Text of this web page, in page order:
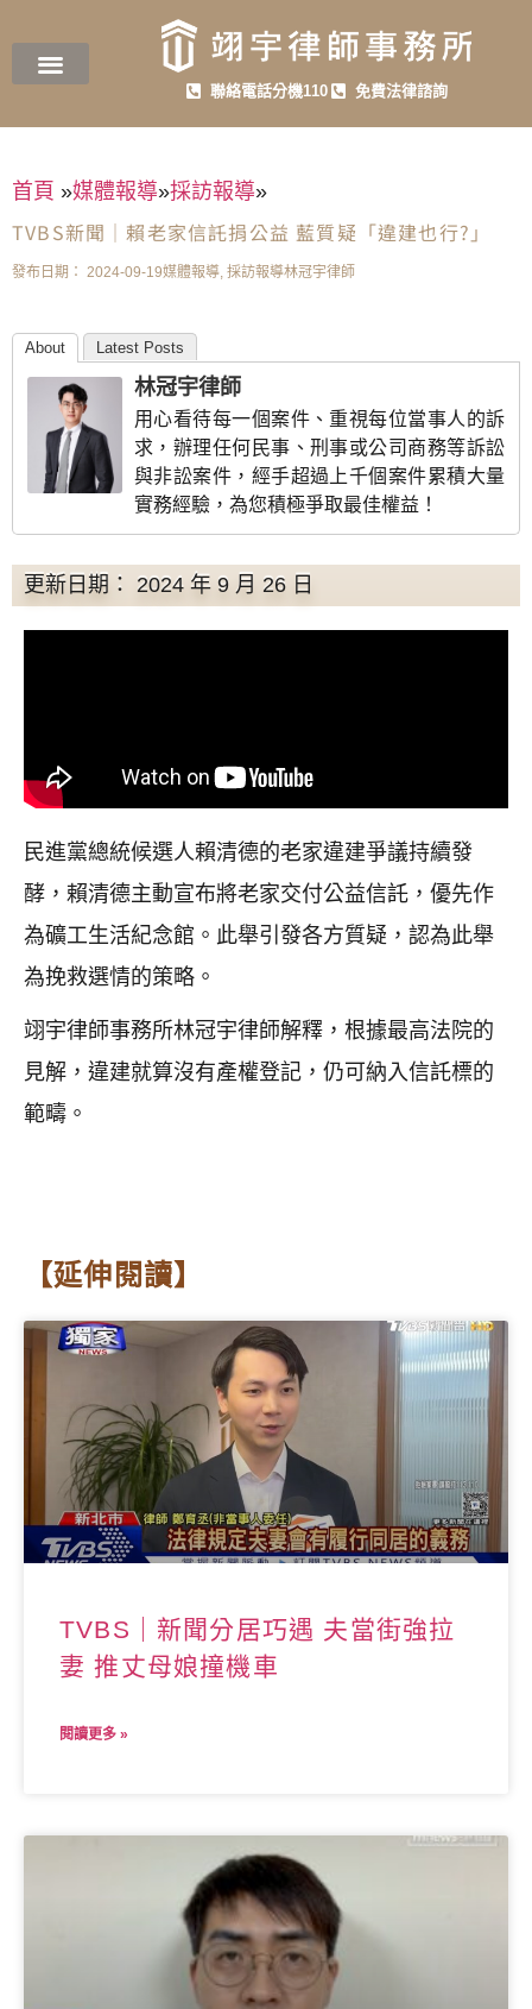
聯絡電話分機110 免費法律諮詢
首頁 »媒體報導»採訪報導»
TVBS新聞｜賴老家信託捐公益 藍質疑「違建也行?」
發布日期： 2024-09-19媒體報導, 採訪報導林冠宇律師
About Latest Posts
林冠宇律師
用心看待每一個案件、重視每位當事人的訴
求，辦理任何民事、刑事或公司商務等訴訟
與非訟案件，經手超過上千個案件累積大量
實務經驗，為您積極爭取最佳權益！
更新日期： 2024 年 9 月 26 日
民進黨總統候選人賴清德的老家違建爭議持續發
酵，賴清德主動宣布將老家交付公益信託，優先作
為礦工生活紀念館。此舉引發各方質疑，認為此舉
為挽救選情的策略。
翊宇律師事務所林冠宇律師解釋，根據最高法院的
見解，違建就算沒有產權登記，仍可納入信託標的
範疇。
【延伸閱讀】
TVBS｜新聞分居巧遇 夫當街強拉
妻 推丈母娘撞機車
閱讀更多 »